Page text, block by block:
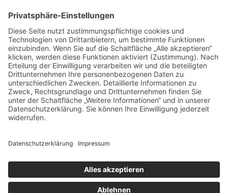
Behandlungen
Galerie
Kontakt
Infos
Datenschutzerklärung
Impressum